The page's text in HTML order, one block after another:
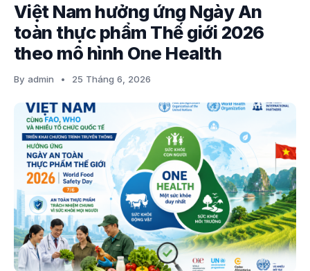
Việt Nam hưởng ứng Ngày An
toàn thực phẩm Thế giới 2026
theo mô hình One Health
By admin • 25 Tháng 6, 2026